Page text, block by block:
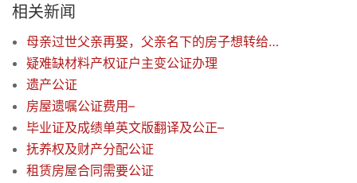
相关新闻
母亲过世父亲再娶，父亲名下的房子想转给我，一定得公证吗？
疑难缺材料产权证户主变公证办理
遗产公证
房屋遗嘱公证费用–
毕业证及成绩单英文版翻译及公正–
抚养权及财产分配公证
租赁房屋合同需要公证